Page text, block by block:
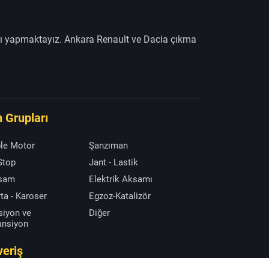
yapmaktayız. Ankara Renault ve Dacia çıkma
Grupları
Motor
Şanzıman
Jant - Lastik
Elektrik Aksamı
- Karoser
Egzoz-Katalizör
ve
Diğer